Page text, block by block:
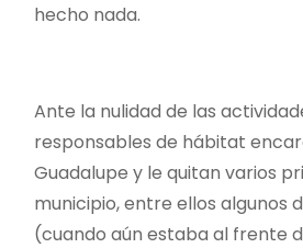
hecho nada.
Ante la nulidad de las
responsables de hábitat
Guadalupe y le quitan varios
municipio, entre ellos algunos
(cuando aún estaba al frente